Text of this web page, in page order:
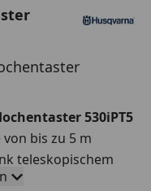
530iPT5
bis zu 5 m
teleskopischem
von 5 kg macht